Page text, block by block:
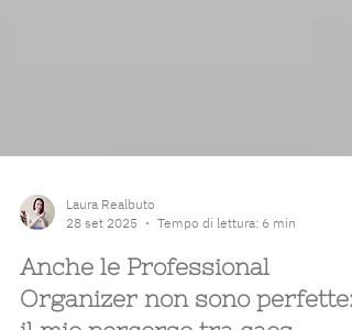
28 set 2025
Tempo di lettura: 6 min